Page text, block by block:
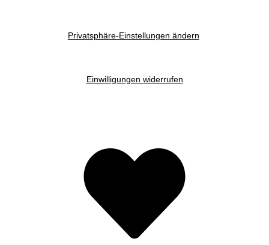
Privatsphäre-Einstellungen ändern
Einwilligungen widerrufen